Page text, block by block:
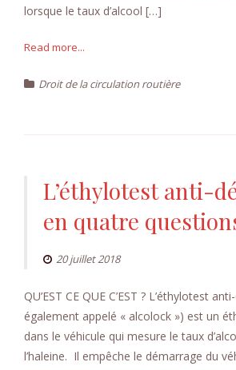
lorsque le taux d’alcool […]
Read more...
Droit de la circulation routière
L’éthylotest anti-
en quatre
20 juillet 2018
QU’EST CE QUE C’EST ? L’éthylotest
également appelé « alcolock ») est un
dans le véhicule qui mesure le taux
l’haleine. Il empêche le démarrage du